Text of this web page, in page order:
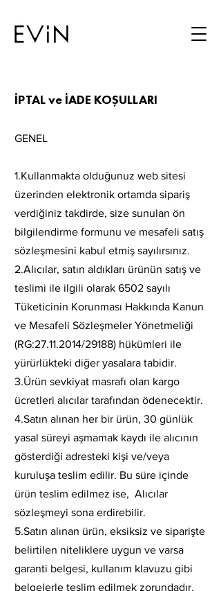
İPTAL ve İADE KOŞULLARI
GENEL
1.Kullanmakta olduğunuz web sitesi
üzerinden elektronik ortamda sipariş
verdiğiniz takdirde, size sunulan ön
bilgilendirme formunu ve mesafeli satış
sözleşmesini kabul etmiş sayılırsınız.
2.Alıcılar, satın aldıkları ürünün satış ve
teslimi ile ilgili olarak 6502 sayılı
Tüketicinin Korunması Hakkında Kanun
ve Mesafeli Sözleşmeler Yönetmeliği
(RG:27.11.2014/29188) hükümleri ile
yürürlükteki diğer yasalara tabidir.
3.Ürün sevkiyat masrafı olan kargo
ücretleri alıcılar tarafından ödenecektir.
4.Satın alınan her bir ürün, 30 günlük
yasal süreyi aşmamak kaydı ile alıcının
gösterdiği adresteki kişi ve/veya
kuruluşa teslim edilir. Bu süre içinde
ürün teslim edilmez ise, Alıcılar
sözleşmeyi sona erdirebilir.
5.Satın alınan ürün, eksiksiz ve siparişte
belirtilen niteliklere uygun ve varsa
garanti belgesi, kullanım klavuzu gibi
belgelerle teslim edilmek zorundadır.